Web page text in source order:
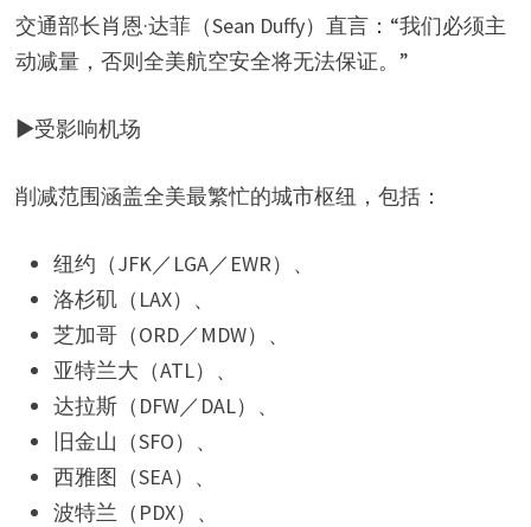
交通部长肖恩·达菲（Sean Duffy）直言：“我们必须主
动减量，否则全美航空安全将无法保证。”
▶受影响机场
削减范围涵盖全美最繁忙的城市枢纽，包括：
纽约（JFK／LGA／EWR）、
洛杉矶（LAX）、
芝加哥（ORD／MDW）、
亚特兰大（ATL）、
达拉斯（DFW／DAL）、
旧金山（SFO）、
西雅图（SEA）、
波特兰（PDX）、